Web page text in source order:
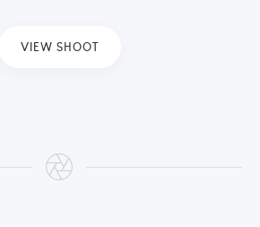
VIEW SHOOT